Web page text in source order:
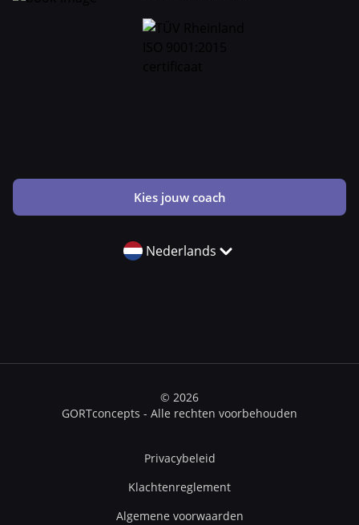
Kies jouw coach
Nederlands
© 2026
GORTconcepts - Alle rechten voorbehouden
Privacybeleid
Klachtenreglement
Algemene voorwaarden